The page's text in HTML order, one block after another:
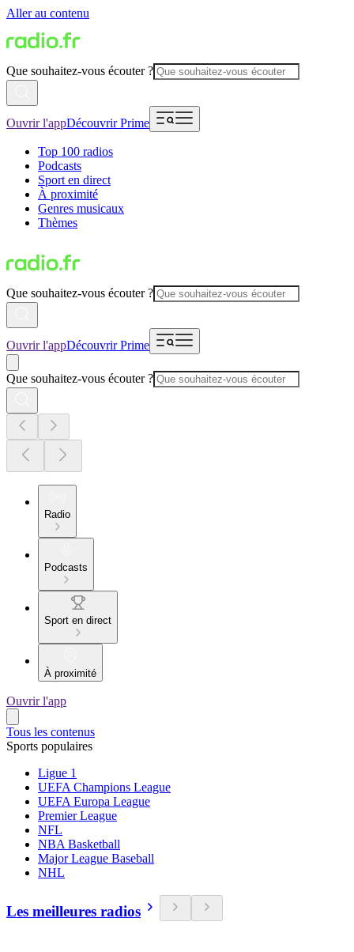
Aller au contenu
Que souhaitez-vous écouter ?
Ouvrir l'appDécouvrir Prime
Top 100 radios
Podcasts
Sport en direct
À proximité
Genres musicaux
Thèmes
Que souhaitez-vous écouter ?
Ouvrir l'appDécouvrir Prime
Que souhaitez-vous écouter ?
Radio
Podcasts
Sport en direct
À proximité
Ouvrir l'app
Tous les contenus
Sports populaires
Ligue 1
UEFA Champions League
UEFA Europa League
Premier League
NFL
NBA Basketball
Major League Baseball
NHL
Les meilleures radios